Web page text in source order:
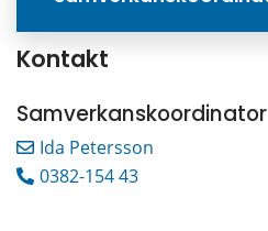
Kontakt
Samverkanskoordinator
Ida Petersson
0382-154 43